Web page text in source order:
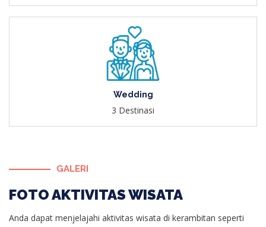
Wedding
3 Destinasi
GALERI
FOTO AKTIVITAS WISATA
Anda dapat menjelajahi aktivitas wisata di kerambitan seperti